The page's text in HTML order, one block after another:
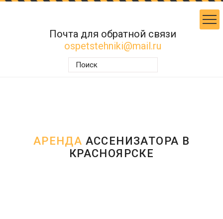
Почта для обратной связи
ospetstehniki@mail.ru
АРЕНДА АССЕНИЗАТОРА В
КРАСНОЯРСКЕ